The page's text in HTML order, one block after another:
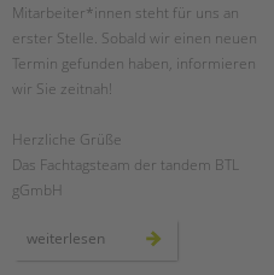
Unsere Videos
Gesellschafter VdK
schoolcoach BTL
KARRIERE
Stellenangebote
Mitarbeiter*innen steht für uns an
erster Stelle. Sobald wir einen neuen
Termin gefunden haben, informieren
wir Sie zeitnah!
Herzliche Grüße
Das Fachtagsteam der tandem BTL
gGmbH
weiterlesen fachtag: